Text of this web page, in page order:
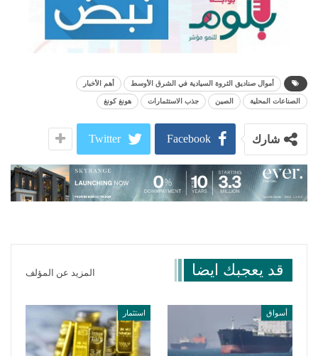
أموال صناديق الثروة السيادية في الشرق الأوسط أهم الأخبار
الصناعات المحلية الصين جذب الاستثمارات هونغ كونغ
شارك Facebook
Twitter
قد يعجبك ايضا المزيد عن المؤلف
أسواق استثمار